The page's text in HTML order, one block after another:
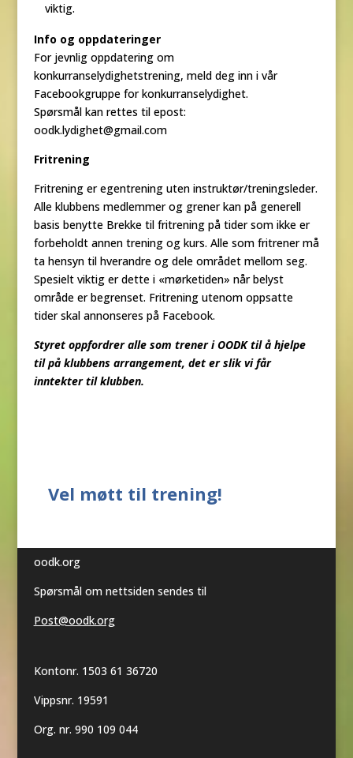
viktig.
Info og oppdateringer
For jevnlig oppdatering om
konkurranselydighetstrening, meld deg inn i vår
Facebookgruppe for konkurranselydighet.
Spørsmål kan rettes til epost:
oodk.lydighet@gmail.com
Fritrening
Fritrening er egentrening uten instruktør/treningsleder.
Alle klubbens medlemmer og grener kan på generell
basis benytte Brekke til fritrening på tider som ikke er
forbeholdt annen trening og kurs. Alle som fritrener må
ta hensyn til hverandre og dele området mellom seg.
Spesielt viktig er dette i «mørketiden» når belyst
område er begrenset. Fritrening utenom oppsatte
tider skal annonseres på Facebook.
Styret oppfordrer alle som trener i OODK til å hjelpe
til på klubbens arrangement, det er slik vi får
inntekter til klubben.
Vel møtt til trening!
oodk.org
Spørsmål om nettsiden sendes til
Post@oodk.org
Kontonr. 1503 61 36720
Vippsnr. 19591
Org. nr. 990 109 044